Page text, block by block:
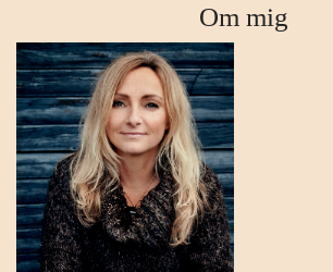
Om mig